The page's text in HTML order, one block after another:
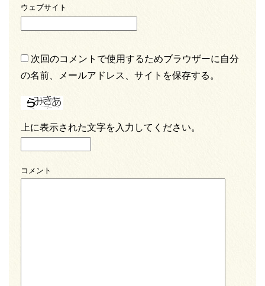
ウェブサイト
次回のコメントで使用するためブラウザーに自分
の名前、メールアドレス、サイトを保存する。
上に表示された文字を入力してください。
コメント